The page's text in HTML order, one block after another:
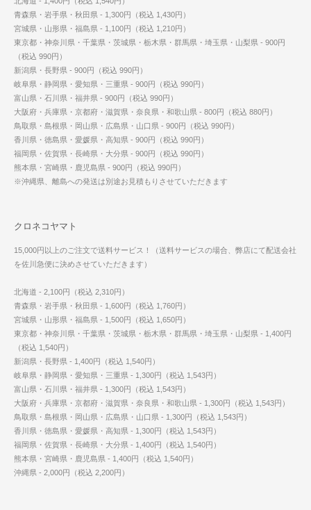
青森県・岩手県・秋田県 - 1,300円（税込 1,430円）
宮城県・山形県・福島県 - 1,100円（税込 1,210円）
東京都・神奈川県・千葉県・茨城県・栃木県・群馬県・埼玉県・山梨県 - 900円
（税込 990円）
新潟県・長野県 - 900円（税込 990円）
岐阜県・静岡県・愛知県・三重県 - 900円（税込 990円）
富山県・石川県・福井県 - 900円（税込 990円）
大阪府・兵庫県・京都府・滋賀県・奈良県・和歌山県 - 800円（税込 880円）
鳥取県・島根県・岡山県・広島県・山口県 - 900円（税込 990円）
香川県・徳島県・愛媛県・高知県 - 900円（税込 990円）
福岡県・佐賀県・長崎県・大分県 - 900円（税込 990円）
熊本県・宮崎県・鹿児島県 - 900円（税込 990円）
※沖縄県、離島への発送は別途お見積もりさせていただきます
クロネコヤマト
15,000円以上のご注文で送料サービス！（送料サービスの場合、弊店にて配送会社
を佐川急便に決めさせていただきます）
北海道 - 2,100円（税込 2,310円）
青森県・岩手県・秋田県 - 1,600円（税込 1,760円）
宮城県・山形県・福島県 - 1,500円（税込 1,650円）
東京都・神奈川県・千葉県・茨城県・栃木県・群馬県・埼玉県・山梨県 - 1,400円
（税込 1,540円）
新潟県・長野県 - 1,400円（税込 1,540円）
岐阜県・静岡県・愛知県・三重県 - 1,300円（税込 1,543円）
富山県・石川県・福井県 - 1,300円（税込 1,543円）
大阪府・兵庫県・京都府・滋賀県・奈良県・和歌山県 - 1,300円（税込 1,543円）
鳥取県・島根県・岡山県・広島県・山口県 - 1,300円（税込 1,543円）
香川県・徳島県・愛媛県・高知県 - 1,300円（税込 1,543円）
福岡県・佐賀県・長崎県・大分県 - 1,400円（税込 1,540円）
熊本県・宮崎県・鹿児島県 - 1,400円（税込 1,540円）
沖縄県 - 2,000円（税込 2,200円）